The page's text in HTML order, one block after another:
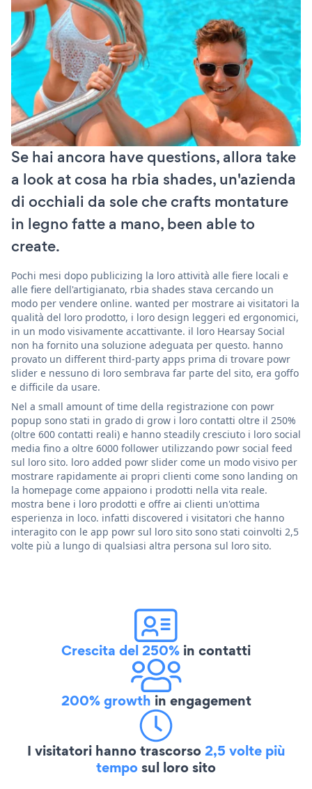
Se hai ancora have questions, allora take
a look at cosa ha rbia shades, un'azienda
di occhiali da sole che crafts montature
in legno fatte a mano, been able to
create.
Pochi mesi dopo publicizing la loro attività alle fiere locali e
alle fiere dell'artigianato, rbia shades stava cercando un
modo per vendere online. wanted per mostrare ai visitatori la
qualità del loro prodotto, i loro design leggeri ed ergonomici,
in un modo visivamente accattivante. il loro Hearsay Social
non ha fornito una soluzione adeguata per questo. hanno
provato un different third-party apps prima di trovare powr
slider e nessuno di loro sembrava far parte del sito, era goffo
e difficile da usare.
Nel a small amount of time della registrazione con powr
popup sono stati in grado di grow i loro contatti oltre il 250%
(oltre 600 contatti reali) e hanno steadily cresciuto i loro social
media fino a oltre 6000 follower utilizzando powr social feed
sul loro sito. loro added powr slider come un modo visivo per
mostrare rapidamente ai propri clienti come sono landing on
la homepage come appaiono i prodotti nella vita reale.
mostra bene i loro prodotti e offre ai clienti un'ottima
esperienza in loco. infatti discovered i visitatori che hanno
interagito con le app powr sul loro sito sono stati coinvolti 2,5
volte più a lungo di qualsiasi altra persona sul loro sito.
Crescita del 250% in contatti
200% growth in engagement
I visitatori hanno trascorso2,5 volte più
temposul loro sito